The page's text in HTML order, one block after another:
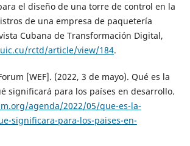
el diseño de una torre de control en la
de una empresa de paquetería
Cubana de Transformación Digital,
rctd/article/view/184.
[WEF]. (2022, 3 de mayo). Qué es la
significará para los países en desarrollo.
agenda/2022/05/que-es-la-
significara-para-los-paises-en-